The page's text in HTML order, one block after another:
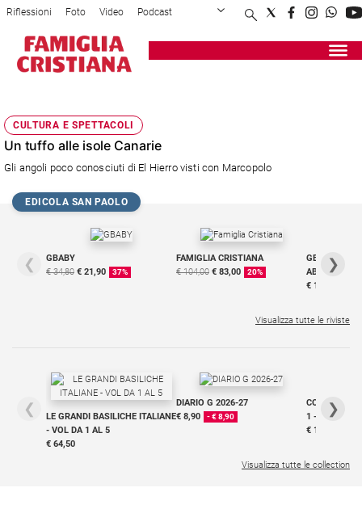
Attualità
Politica
Mondo
Economia
Interviste
spiritualità
Riflessioni Foto Video Podcast
Privacy Policy Chi siamo
Registrati Redazione
CULTURA E SPETTACOLI
Un tuffo alle isole Canarie
Gli angoli poco conosciuti di El Hierro visti con Marcopolo
EDICOLA SAN PAOLO
❮
GBABY
€ 34,80 € 21,90 37%
FAMIGLIA CRISTIANA
€ 104,00 € 83,00 20%
GBABY
€ 16,99
❯
Visualizza tutte le riviste
❮
LE GRANDI BASILICHE ITALIANE
- VOL DA 1 AL 5
€ 64,50
DIARIO G 2026-27
€ 8,90
- € 8,90
COLLANA
1 - 2
€ 18,50
❯
Visualizza tutte le collection